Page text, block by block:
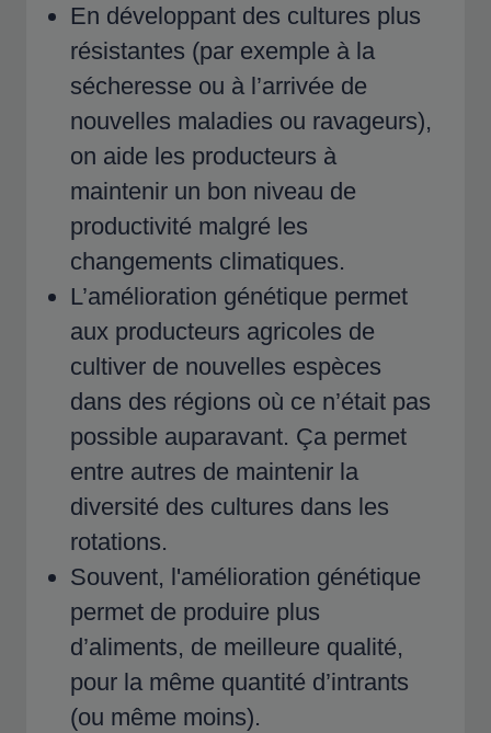
En développant des cultures plus
résistantes (par exemple à la
sécheresse ou à l’arrivée de
nouvelles maladies ou ravageurs),
on aide les producteurs à
maintenir un bon niveau de
productivité malgré les
changements climatiques.
L’amélioration génétique permet
aux producteurs agricoles de
cultiver de nouvelles espèces
dans des régions où ce n’était pas
possible auparavant. Ça permet
entre autres de maintenir la
diversité des cultures dans les
rotations.
Souvent, l'amélioration génétique
permet de produire plus
d’aliments, de meilleure qualité,
pour la même quantité d’intrants
(ou même moins).